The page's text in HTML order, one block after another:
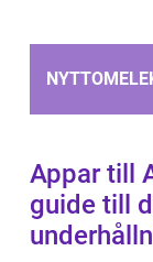
Appar till
guide till